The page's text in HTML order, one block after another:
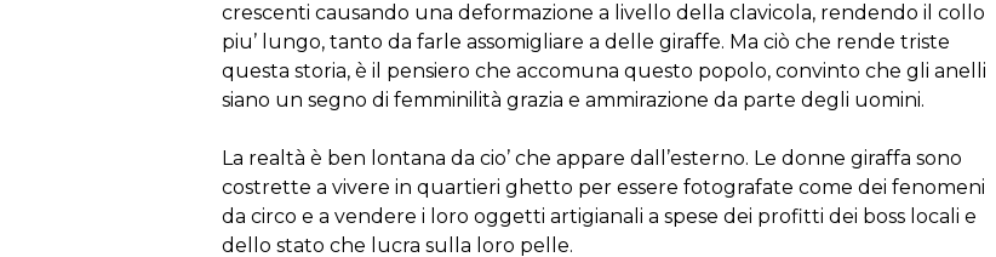
crescenti causando una deformazione a livello della clavicola, rendendo il collo
piu’ lungo, tanto da farle assomigliare a delle giraffe. Ma ciò che rende triste
questa storia, è il pensiero che accomuna questo popolo, convinto che gli anelli
siano un segno di femminilità grazia e ammirazione da parte degli uomini.
La realtà è ben lontana da cio’ che appare dall’esterno. Le donne giraffa sono
costrette a vivere in quartieri ghetto per essere fotografate come dei fenomeni
da circo e a vendere i loro oggetti artigianali a spese dei profitti dei boss locali e
dello stato che lucra sulla loro pelle.